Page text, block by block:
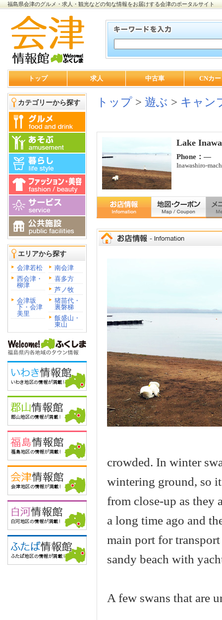
福島県会津のグルメ・求人・観光などの旬な情報をお届けする会津のポータルサイト
トップ 求人 中古車 CNカ
カテゴリーから探す
エリアから探す
会津若松
南会津
西会津・
柳津
喜多方
芦ノ牧
会津坂
下・会津
美里
猪苗代・
裏磐梯
飯盛山・
東山
トップ > 遊ぶ > キャン
Lake
Phone：―
Inawashiro-
crowded. In winter
wintering ground, so
from close-up as they
a long time ago and
main port for
sandy beach with
A few swans that are